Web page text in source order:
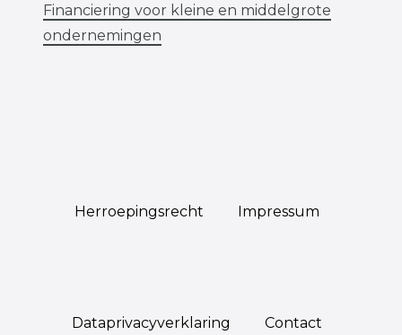
Financiering voor kleine en middelgrote
ondernemingen
Herroepings­recht Impressum
Data­privacy­verklaring Contact